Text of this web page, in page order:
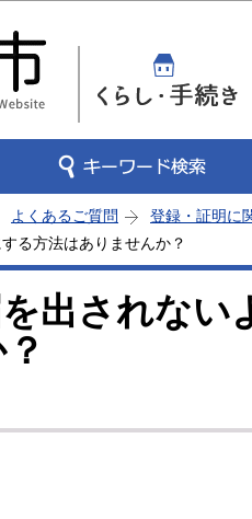
よくあるご質問
登録・証明に
る方法はありませんか？
出されない